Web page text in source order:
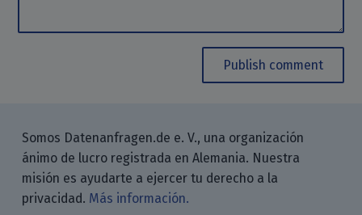
Publish comment
Somos Datenanfragen.de e. V., una organización
ánimo de lucro registrada en Alemania. Nuestra
misión es ayudarte a ejercer tu derecho a la
privacidad. Más información.